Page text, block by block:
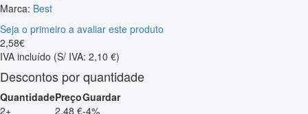
Marca: Best
Seja o primeiro a avaliar este produto
2,58€
IVA incluído (S/ IVA: 2,10 €)
Descontos por quantidade
QuantidadePreçoGuardar
2+
2,48 €-4%